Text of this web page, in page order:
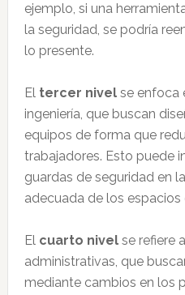
ejemplo, si una
la seguridad, se podría
lo presente.
El tercer nivelse enfoca
ingeniería, que buscan
equipos de forma que
trabajadores. Esto puede
guardas de seguridad en
adecuada de los
El cuarto nivelse refiere
administrativas, que
mediante cambios en los